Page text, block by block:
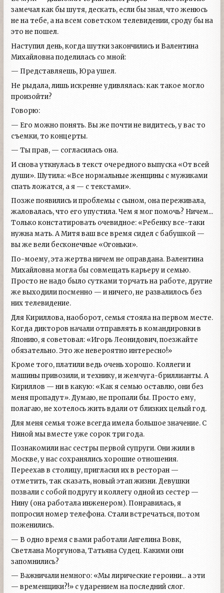
замечал как бы шутя, дескать, если бы знал, что женюсь
не на тебе, а на всем советском телевидении, сроду бы на
это не пошел.
Наступил день, когда шутки закончились и Валентина
Михайловна поделилась со мной:
— Представляешь, Юра ушел.
Не рыдала, лишь искренне удивлялась: как такое могло
произойти?
Говорю:
— Его можно понять. Вы же почти не видитесь, у вас то
съемки, то концерты.
— Ты прав, — согласилась она.
И снова уткнулась в текст очередного выпуска «От всей
души». Шутила: «Все нормальные женщины с мужиками
спать ложатся, а я — с текстами».
Позже появились и проблемы с сыном, она переживала,
жаловалась, что его упустила. Чем я мог помочь? Ничем...
Только констатировать очевидное: «Ребенку все-таки
нужна мать. А Митя ваш все время сидел с бабушкой —
вы же вели бесконечные «Огоньки».
По-моему, эта жертва ничем не оправдана. Валентина
Михайловна могла бы совмещать карьеру и семью.
Просто не надо было сутками торчать на работе, другие
же выходили посменно — и ничего, не развалилось без
них телевидение.
Для Кириллова, наоборот, семья стояла на первом месте.
Когда дикторов начали отправлять в командировки в
Японию, я советовал: «Игорь Леонидович, поезжайте
обязательно. Это же невероятно интересно!»
Кроме того, платили ведь очень хорошо. Коллеги и
машины привозили, и технику, и жемчуга-бриллианты. А
Кириллов — ни в какую: «Как я семью оставлю, они без
меня пропадут». Думаю, не пропали бы. Просто ему,
полагаю, не хотелось жить вдали от близких целый год.
Для меня семья тоже всегда имела большое значение. С
Ниной мы вместе уже сорок три года.
Познакомили нас сестры первой супруги. Они жили в
Москве, у нас сохранялись хорошие отношения.
Переехав в столицу, пригласил их в ресторан —
отметить, так сказать, новый этап жизни. Девушки
позвали с собой подругу и коллегу одной из сестер —
Нину (она работала инженером). Понравилась, я
попросил номер телефона. Стали встречаться, потом
поженились.
— В одно время с вами работали Ангелина Вовк,
Светлана Моргунова, Татьяна Судец. Какими они
запомнились?
— Важничали немного: «Мы лирические героини... а эти
— временщики?!» с ударением на последний слог.